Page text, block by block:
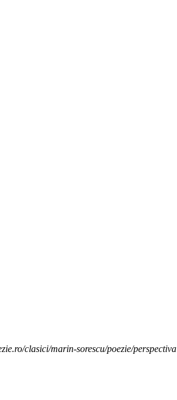
clasici/marin-sorescu/poezie/perspectiva